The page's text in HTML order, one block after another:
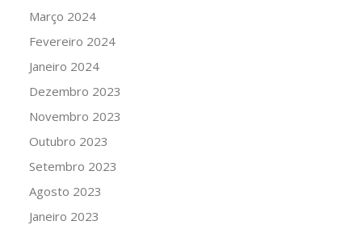
Março 2024
Fevereiro 2024
Janeiro 2024
Dezembro 2023
Novembro 2023
Outubro 2023
Setembro 2023
Agosto 2023
Janeiro 2023